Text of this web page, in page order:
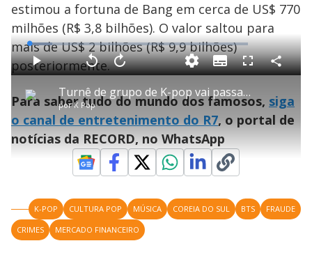
estimou a fortuna de Bang em cerca de US$ 770
milhões (R$ 3,8 bilhões). O valor saltou para
mais de US$ 2 bilhões (R$ 9,9 bilhões)
posteriormente.
P
l
a
y
Turnê de grupo de K-pop vai passar por diversos países, incluindo o Brasil
porK Pop
P V
t
a
r
1
0
s
e
g
u
n
d
o
s
A
n
ç
a
1
0
s
e
g
u
n
d
o
M
u
L
o
a
d
e
0
5
2
S
u
b
i
t
l
F
l
s
c
e
C
o
a
r
Para saber tudo do mundo dos famosos, siga
o canal de entretenimento do R7, o portal de
notícias da RECORD, no WhatsApp
K-POP CULTURA POP MÚSICA COREIA DO SUL BTS
FRAUDE
CRIMES
MERCADO FINANCEIRO